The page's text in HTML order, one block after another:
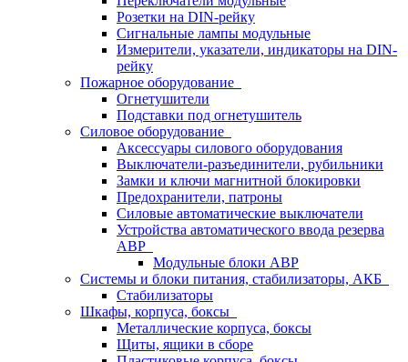
Розетки на DIN-рейку
Сигнальные лампы модульные
Измерители, указатели, индикаторы на DIN-
рейку
Пожарное оборудование
Огнетушители
Подставки под огнетушитель
Силовое оборудование
Аксессуары силового оборудования
Выключатели-разъединители, рубильники
Замки и ключи магнитной блокировки
Предохранители, патроны
Силовые автоматические выключатели
Устройства автоматического ввода резерва
АВР
Модульные блоки АВР
Системы и блоки питания, стабилизаторы, АКБ
Стабилизаторы
Шкафы, корпуса, боксы
Металлические корпуса, боксы
Щиты, ящики в сборе